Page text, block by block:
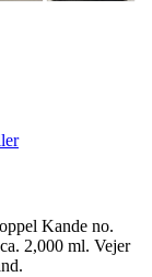
Kande no.
2,000 ml. Vejer